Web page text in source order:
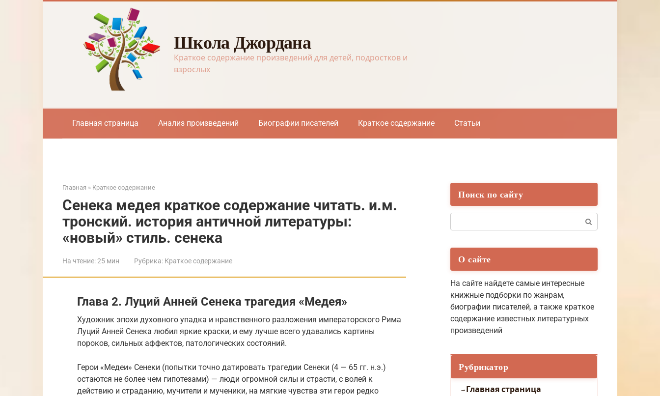
Школа Джордана
Краткое содержание произведений для детей, подростков и
взрослых
Главная страница Анализ произведений Биографии писателей Краткое содержание Статьи
Главная » Краткое содержание
Сенека медея краткое содержание читать. и.м.
тронский. история античной литературы:
«новый» стиль. сенека
На чтение:25 мин Рубрика: Краткое содержание
Глава 2. Луций Анней Сенека трагедия «Медея»
Художник эпохи духовного упадка и нравственного разложения императорского Рима
Луций Анней Сенека любил яркие краски, и ему лучше всего удавались картины
пороков, сильных аффектов, патологических состояний.
Герои «Медеи» Сенеки (попытки точно датировать трагедии Сенеки (4 — 65 гг. н.э.)
остаются не более чем гипотезами) — люди огромной силы и страсти, с волей к
действию и страданию, мучители и мученики, на мягкие чувства эти герои редко
Поиск по сайту
О сайте
На сайте найдете самые интересные
книжные подборки по жанрам,
биографии писателей, а также краткое
содержание известных литературных
произведений
Рубрикатор
Главная страница